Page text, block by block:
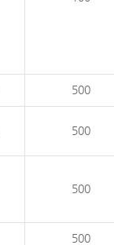
500
500
500
500